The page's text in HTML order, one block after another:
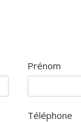
Prénom
Téléphone